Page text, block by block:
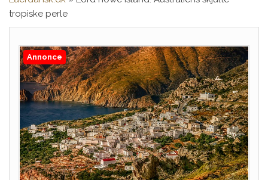
tropiske perle
Annonce